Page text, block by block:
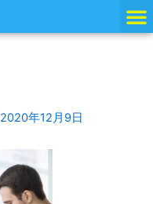
2020年12月9日